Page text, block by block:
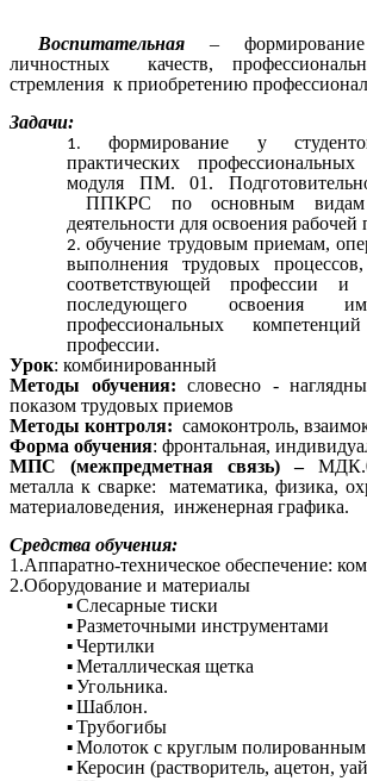
Воспитательная –
личностных качеств,
стремления к приобретению
Задачи:
формирование у
практических
модуля ПМ. 01.
ППКРС по основным видам
деятельности для освоения рабочей
обучение трудовым приемам,
выполнения трудовых
соответствующей профессии и
последующего
профессиональных
профессии.
Урок: комбинированный
Методы обучения: словесно -
показом трудовых приемов
Методы контроля: самоконтроль,
Форма обучения: фронтальная,
МПС (межпредметная связь) –
металла к сварке: математика, физика,
материаловедения, инженерная графика.
Средства обучения:
1.Аппаратно-техническое обеспечение:
2.Оборудование и материалы
Слесарные тиски
Разметочными инструментами
Чертилки
Металлическая щетка
Угольника.
Шаблон.
Трубогибы
Молоток с круглым
Керосин (растворитель, ацетон,